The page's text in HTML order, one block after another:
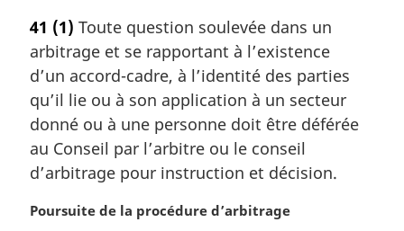
t
e
m
a
g
i
n
l
41 (1) Toute question soulevée dans un
arbitrage et se rapportant à l’existence
d’un accord-cadre, à l’identité des parties
qu’il lie ou à son application à un secteur
donné ou à une personne doit être déférée
au Conseil par l’arbitre ou le conseil
d’arbitrage pour instruction et décision.
N
Poursuite de la procédure d’arbitrage